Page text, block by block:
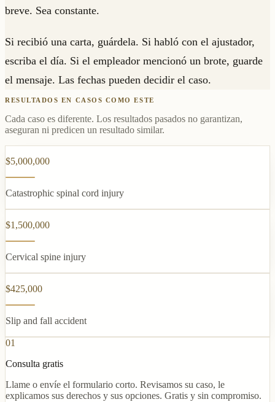
breve. Sea constante.
Si recibió una carta, guárdela. Si habló con el ajustador,
escriba el día. Si el empleador mencionó un brote, guarde
el mensaje. Las fechas pueden decidir el caso.
RESULTADOS EN CASOS COMO ESTE
Cada caso es diferente. Los resultados pasados no garantizan,
aseguran ni predicen un resultado similar.
$5,000,000
Catastrophic spinal cord injury
$1,500,000
Cervical spine injury
$425,000
Slip and fall accident
01
Consulta gratis
Llame o envíe el formulario corto. Revisamos su caso, le
explicamos sus derechos y sus opciones. Gratis y sin compromiso.